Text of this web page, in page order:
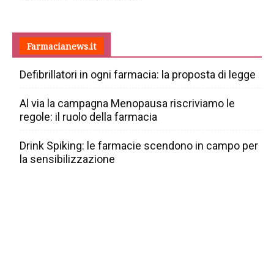
Farmacianews.it
Defibrillatori in ogni farmacia: la proposta di legge
Al via la campagna Menopausa riscriviamo le
regole: il ruolo della farmacia
Drink Spiking: le farmacie scendono in campo per
la sensibilizzazione